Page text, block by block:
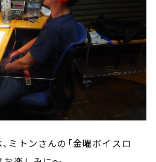
ミトンさんの「金曜ボイスロ